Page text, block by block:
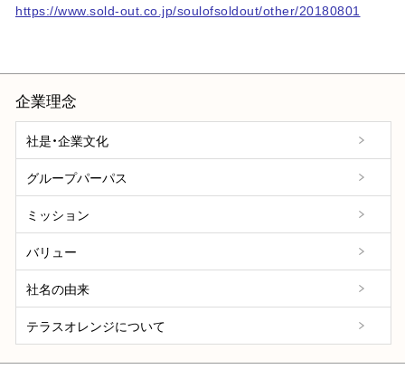
https://www.sold-out.co.jp/soulofsoldout/other/20180801
企業理念
社是・企業文化
グループパーパス
ミッション
バリュー
社名の由来
テラスオレンジについて